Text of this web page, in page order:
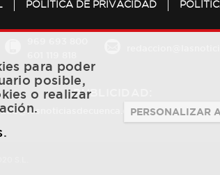
POLÍTICA DE PRIVACIDAD
PUBLICIDAD:
684 126 573 /
para poder
posible,
o realizar
.
PERSONALIZAR